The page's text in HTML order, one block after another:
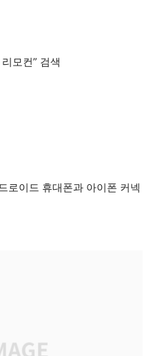
모컨” 검색
로이드 휴대폰과 아이폰 커넥